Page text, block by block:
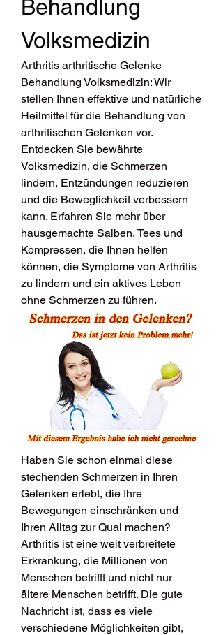
Behandlung
Volksmedizin
Arthritis arthritische Gelenke
Behandlung Volksmedizin: Wir
stellen Ihnen effektive und natürliche
Heilmittel für die Behandlung von
arthritischen Gelenken vor.
Entdecken Sie bewährte
Volksmedizin, die Schmerzen
lindern, Entzündungen reduzieren
und die Beweglichkeit verbessern
kann. Erfahren Sie mehr über
hausgemachte Salben, Tees und
Kompressen, die Ihnen helfen
können, die Symptome von Arthritis
zu lindern und ein aktives Leben
ohne Schmerzen zu führen.
Haben Sie schon einmal diese
stechenden Schmerzen in Ihren
Gelenken erlebt, die Ihre
Bewegungen einschränken und
Ihren Alltag zur Qual machen?
Arthritis ist eine weit verbreitete
Erkrankung, die Millionen von
Menschen betrifft und nicht nur
ältere Menschen betrifft. Die gute
Nachricht ist, dass es viele
verschiedene Möglichkeiten gibt,